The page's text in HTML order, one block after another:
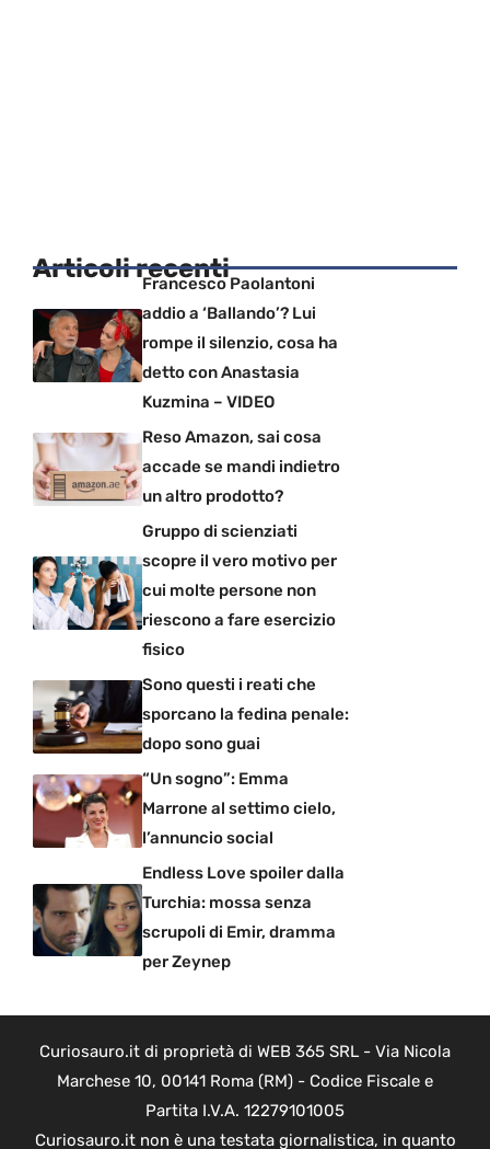
Articoli recentiFrancesco Paolantoni
addio a ‘Ballando’? Lui
rompe il silenzio, cosa ha
detto con Anastasia
Kuzmina – VIDEO
Reso Amazon, sai cosa
accade se mandi indietro
un altro prodotto?
Gruppo di scienziati
scopre il vero motivo per
cui molte persone non
riescono a fare esercizio
fisico
Sono questi i reati che
sporcano la fedina penale:
dopo sono guai
“Un sogno”: Emma
Marrone al settimo cielo,
l’annuncio social
Endless Love spoiler dalla
Turchia: mossa senza
scrupoli di Emir, dramma
per Zeynep
Curiosauro.it di proprietà di WEB 365 SRL - Via Nicola
Marchese 10, 00141 Roma (RM) - Codice Fiscale e
Partita I.V.A. 12279101005
Curiosauro.it non è una testata giornalistica, in quanto